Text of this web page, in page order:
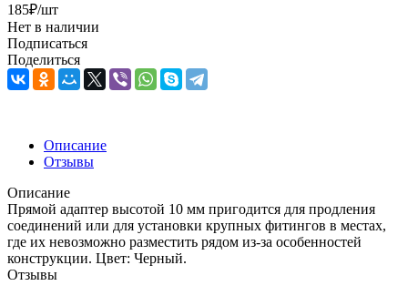
185₽/шт
Нет в наличии
Подписаться
Поделиться
Описание
Отзывы
Описание
Прямой адаптер высотой 10 мм пригодится для продления
соединений или для установки крупных фитингов в местах,
где их невозможно разместить рядом из-за особенностей
конструкции. Цвет: Черный.
Отзывы